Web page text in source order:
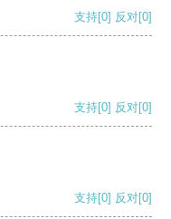
支持[0] 反对[0]
支持[0] 反对[0]
支持[0] 反对[0]